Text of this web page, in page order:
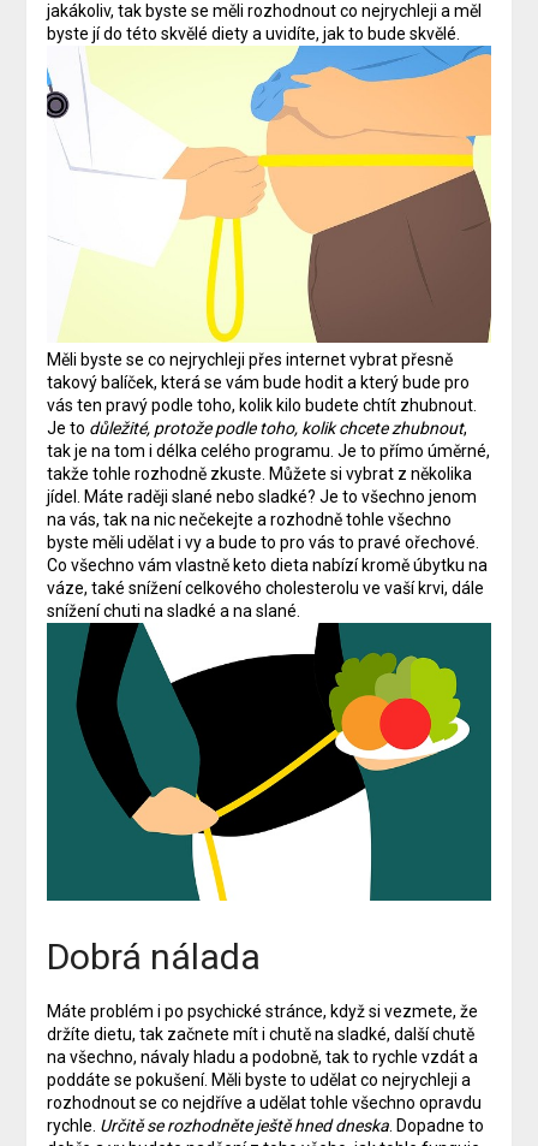
jakákoliv, tak byste se měli rozhodnout co nejrychleji a měl
byste jí do této skvělé diety a uvidíte, jak to bude skvělé.
Měli byste se co nejrychleji přes internet vybrat přesně
takový balíček, která se vám bude hodit a který bude pro
vás ten pravý podle toho, kolik kilo budete chtít zhubnout.
Je to důležité, protože podle toho, kolik chcete zhubnout,
tak je na tom i délka celého programu. Je to přímo úměrné,
takže tohle rozhodně zkuste. Můžete si vybrat z několika
jídel. Máte raději slané nebo sladké? Je to všechno jenom
na vás, tak na nic nečekejte a rozhodně tohle všechno
byste měli udělat i vy a bude to pro vás to pravé ořechové.
Co všechno vám vlastně keto dieta nabízí kromě úbytku na
váze, také snížení celkového cholesterolu ve vaší krvi, dále
snížení chuti na sladké a na slané.
Dobrá nálada
Máte problém i po psychické stránce, když si vezmete, že
držíte dietu, tak začnete mít i chutě na sladké, další chutě
na všechno, návaly hladu a podobně, tak to rychle vzdát a
poddáte se pokušení. Měli byste to udělat co nejrychleji a
rozhodnout se co nejdříve a udělat tohle všechno opravdu
rychle. Určitě se rozhodněte ještě hned dneska. Dopadne to